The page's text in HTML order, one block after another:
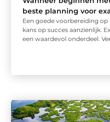
beste planning voor
Een goede voorbereiding
kans op succes aanzienlijk.
een waardevol onderdeel.